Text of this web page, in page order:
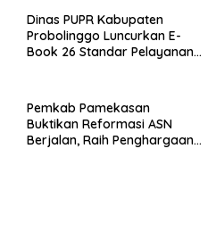
Dinas PUPR Kabupaten
Probolinggo Luncurkan E-
Book 26 Standar Pelayanan
Pemkab Pamekasan
Buktikan Reformasi ASN
Berjalan, Raih Penghargaan